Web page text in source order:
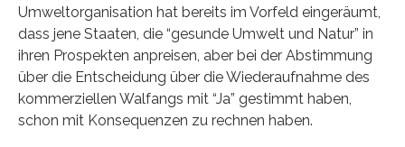
Umweltorganisation hat bereits im Vorfeld eingeräumt,
dass jene Staaten, die “gesunde Umwelt und Natur” in
ihren Prospekten anpreisen, aber bei der Abstimmung
über die Entscheidung über die Wiederaufnahme des
kommerziellen Walfangs mit “Ja” gestimmt haben,
schon mit Konsequenzen zu rechnen haben.